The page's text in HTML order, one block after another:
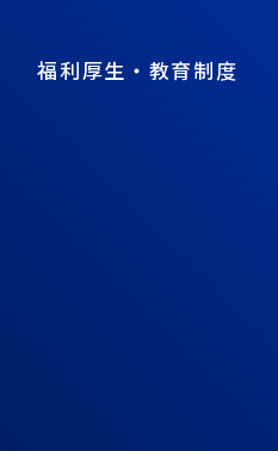
福利厚生・教育制度